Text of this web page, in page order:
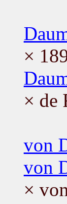
×
× de
von
von
×